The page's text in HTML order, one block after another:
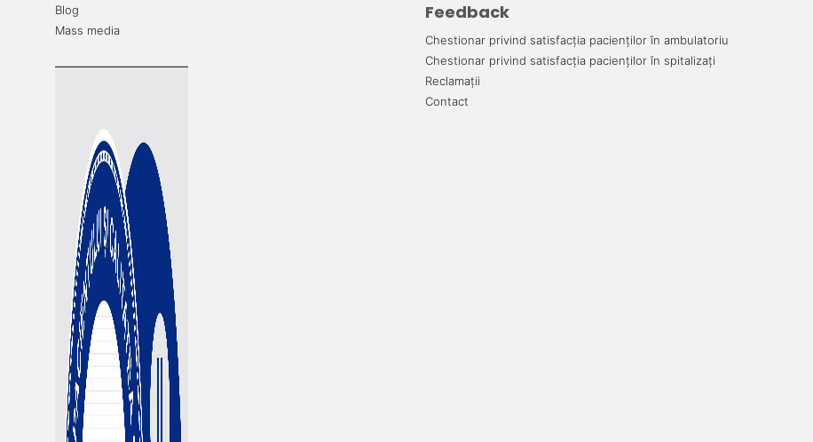
Blog
Mass media
Feedback
Chestionar privind satisfacția pacienților în ambulatoriu
Chestionar privind satisfacția pacienților în spitalizați
Reclamații
Contact